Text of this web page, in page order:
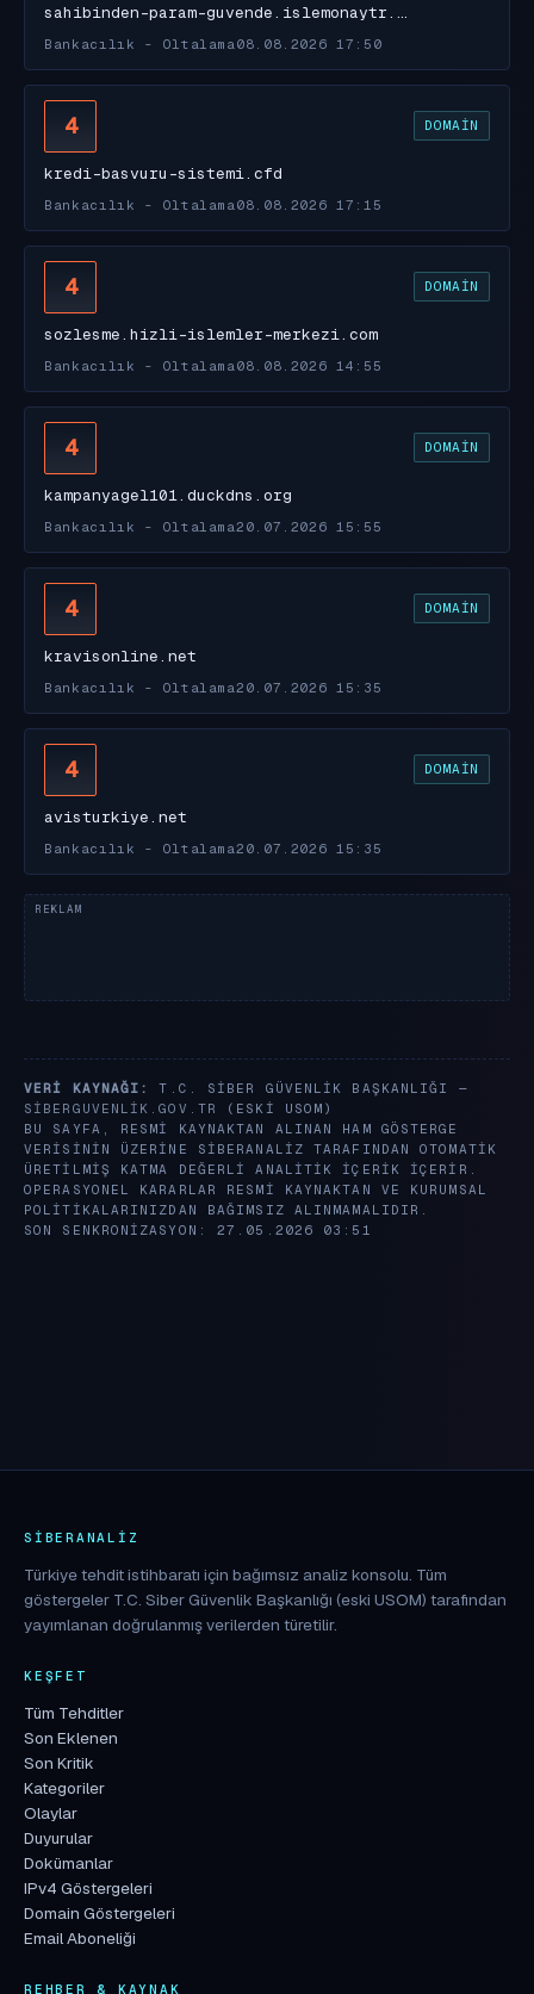
sahibinden-param-guvende.islemonaytr.…
Bankacılık - Oltalama 08.08.2026 17:50
4 DOMAIN
kredi-basvuru-sistemi.cfd
Bankacılık - Oltalama 08.08.2026 17:15
4 DOMAIN
sozlesme.hizli-islemler-merkezi.com
Bankacılık - Oltalama 08.08.2026 14:55
4 DOMAIN
kampanyagel101.duckdns.org
Bankacılık - Oltalama20.07.2026 15:55
4 DOMAIN
kravisonline.net
Bankacılık - Oltalama20.07.2026 15:35
4 DOMAIN
avisturkiye.net
Bankacılık - Oltalama20.07.2026 15:35
VERI KAYNAĞI:
T.C. SIBER GÜVENLIK BAŞKANLIĞI —
SIBERGUVENLIK.GOV.TR
(ESKI USOM)
BU SAYFA, RESMI KAYNAKTAN ALINAN HAM GÖSTERGE
VERISININ ÜZERINE SIBERANALIZ TARAFINDAN OTOMATIK
ÜRETILMIŞ KATMA DEĞERLI ANALITIK IÇERIK IÇERIR.
OPERASYONEL KARARLAR RESMI KAYNAKTAN VE KURUMSAL
POLITIKALARINIZDAN BAĞIMSIZ ALINMAMALIDIR.
SON SENKRONIZASYON: 27.05.2026 03:51
SIBERANALIZ
Türkiye tehdit istihbaratı için bağımsız analiz konsolu. Tüm
göstergeler T.C. Siber Güvenlik Başkanlığı (eski USOM) tarafından
yayımlanan doğrulanmış verilerden türetilir.
KEŞFET
Tüm Tehditler
Son Eklenen
Son Kritik
Kategoriler
Olaylar
Duyurular
Dokümanlar
IPv4 Göstergeleri
Domain Göstergeleri
Email Aboneliği
REHBER & KAYNAK